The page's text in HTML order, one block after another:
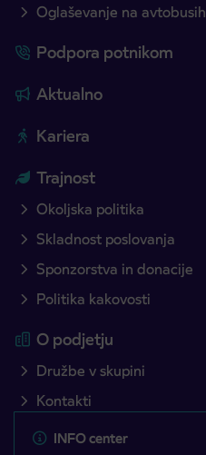
Oglaševanje na avtobusih
Podpora potnikom
Aktualno
Kariera
Trajnost
Okoljska politika
Skladnost poslovanja
Sponzorstva in donacije
Politika kakovosti
O podjetju
Družbe v skupini
Kontakti
INFO center